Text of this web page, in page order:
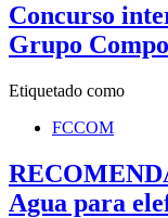
Concurso
Grupo
Etiquetado como
FCCOM
Agua para